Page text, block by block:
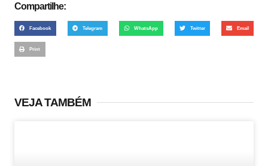
Compartilhe:
Facebook Telegram WhatsApp Twitter Email
Print
VEJA TAMBÉM